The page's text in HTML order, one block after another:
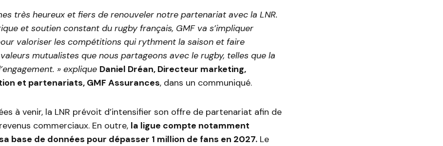
très heureux et fiers de renouveler notre partenariat avec la LNR.
et soutien constant du rugby français, GMF va s’impliquer
valoriser les compétitions qui rythment la saison et faire
mutualistes que nous partageons avec le rugby, telles que la
» explique Daniel Dréan, Directeur marketing,
et partenariats, GMF Assurances, dans un communiqué.
à venir, la LNR prévoit d’intensifier son offre de partenariat afin de
commerciaux. En outre, la ligue compte notamment
base de données pour dépasser 1 million de fans en 2027. Le